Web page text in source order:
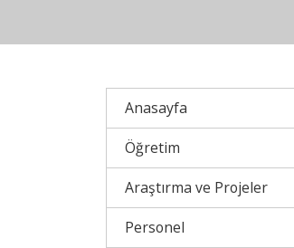
Anasayfa
Öğretim
Araştırma ve Projeler
Personel